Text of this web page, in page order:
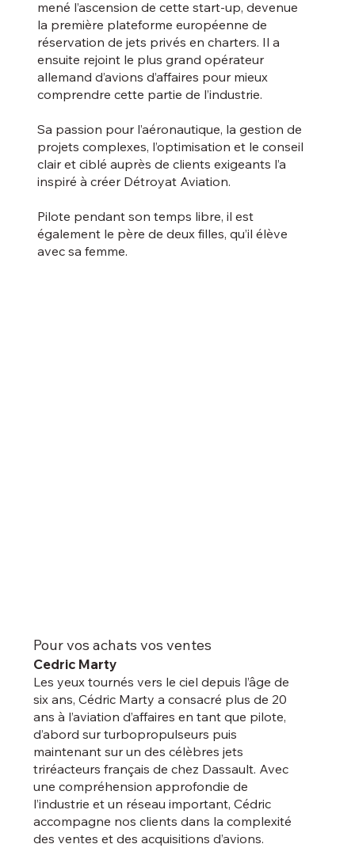
mené l’ascension de cette start-up, devenue
la première plateforme européenne de
réservation de jets privés en charters. Il a
ensuite rejoint le plus grand opérateur
allemand d’avions d’affaires pour mieux
comprendre cette partie de l’industrie.
Sa passion pour l’aéronautique, la gestion de
projets complexes, l’optimisation et le conseil
clair et ciblé auprès de clients exigeants l’a
inspiré à créer Détroyat Aviation.
Pilote pendant son temps libre, il est
également le père de deux filles, qu’il élève
avec sa femme.
Pour vos achats vos ventes
Cedric Marty
Les yeux tournés vers le ciel depuis l’âge de
six ans, Cédric Marty a consacré plus de 20
ans à l’aviation d’affaires en tant que pilote,
d’abord sur turbopropulseurs puis
maintenant sur un des célèbres jets
triréacteurs français de chez Dassault. Avec
une compréhension approfondie de
l’industrie et un réseau important, Cédric
accompagne nos clients dans la complexité
des ventes et des acquisitions d’avions.